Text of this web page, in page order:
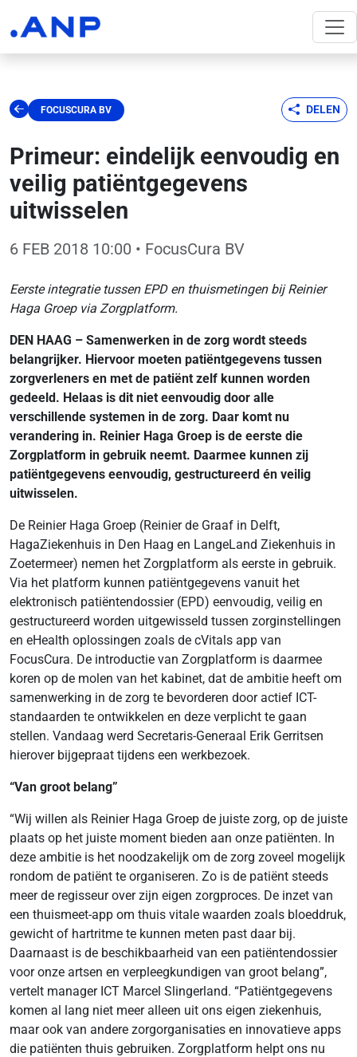
FOCUSCURA BV DELEN
Primeur: eindelijk eenvoudig en
veilig patiëntgegevens
uitwisselen
6 FEB 2018 10:00 • FocusCura BV
Eerste integratie tussen EPD en thuismetingen bij Reinier
Haga Groep via Zorgplatform.
DEN HAAG – Samenwerken in de zorg wordt steeds
belangrijker. Hiervoor moeten patiëntgegevens tussen
zorgverleners en met de patiënt zelf kunnen worden
gedeeld. Helaas is dit niet eenvoudig door alle
verschillende systemen in de zorg. Daar komt nu
verandering in. Reinier Haga Groep is de eerste die
Zorgplatform in gebruik neemt. Daarmee kunnen zij
patiëntgegevens eenvoudig, gestructureerd én veilig
uitwisselen.
De Reinier Haga Groep (Reinier de Graaf in Delft,
HagaZiekenhuis in Den Haag en LangeLand Ziekenhuis in
Zoetermeer) nemen het Zorgplatform als eerste in gebruik.
Via het platform kunnen patiëntgegevens vanuit het
elektronisch patiëntendossier (EPD) eenvoudig, veilig en
gestructureerd worden uitgewisseld tussen zorginstellingen
en eHealth oplossingen zoals de cVitals app van
FocusCura. De introductie van Zorgplatform is daarmee
koren op de molen van het kabinet, dat de ambitie heeft om
samenwerking in de zorg te bevorderen door actief ICT-
standaarden te ontwikkelen en deze verplicht te gaan
stellen. Vandaag werd Secretaris-Generaal Erik Gerritsen
hierover bijgepraat tijdens een werkbezoek.
“Van groot belang”
“Wij willen als Reinier Haga Groep de juiste zorg, op de juiste
plaats op het juiste moment bieden aan onze patiënten. In
deze ambitie is het noodzakelijk om de zorg zoveel mogelijk
rondom de patiënt te organiseren. Zo is de patiënt steeds
meer de regisseur over zijn eigen zorgproces. De inzet van
een thuismeet-app om thuis vitale waarden zoals bloeddruk,
gewicht of hartritme te kunnen meten past daar bij.
Daarnaast is de beschikbaarheid van een patiëntendossier
voor onze artsen en verpleegkundigen van groot belang”,
vertelt manager ICT Marcel Slingerland. “Patiëntgegevens
komen al lang niet meer alleen uit ons eigen ziekenhuis,
maar ook van andere zorgorganisaties en innovatieve apps
die patiënten thuis gebruiken. Zorgplatform helpt ons nu